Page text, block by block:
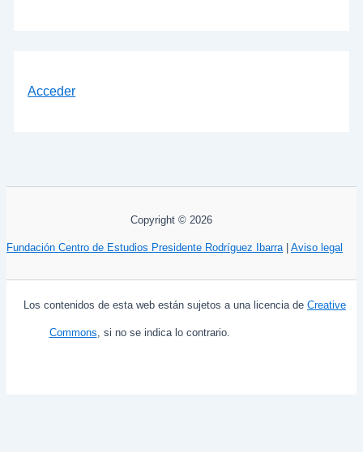
Acceder
Copyright © 2026
Fundación Centro de Estudios Presidente Rodríguez Ibarra| Aviso legal
Los contenidos de esta web están sujetos a una licencia de Creative
Commons, si no se indica lo contrario.